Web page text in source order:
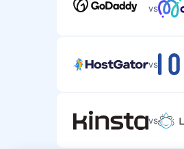
vs
vs
vs